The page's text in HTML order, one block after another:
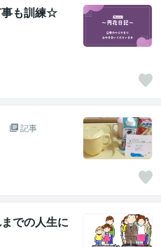
事も訓練☆
記事
での人生に